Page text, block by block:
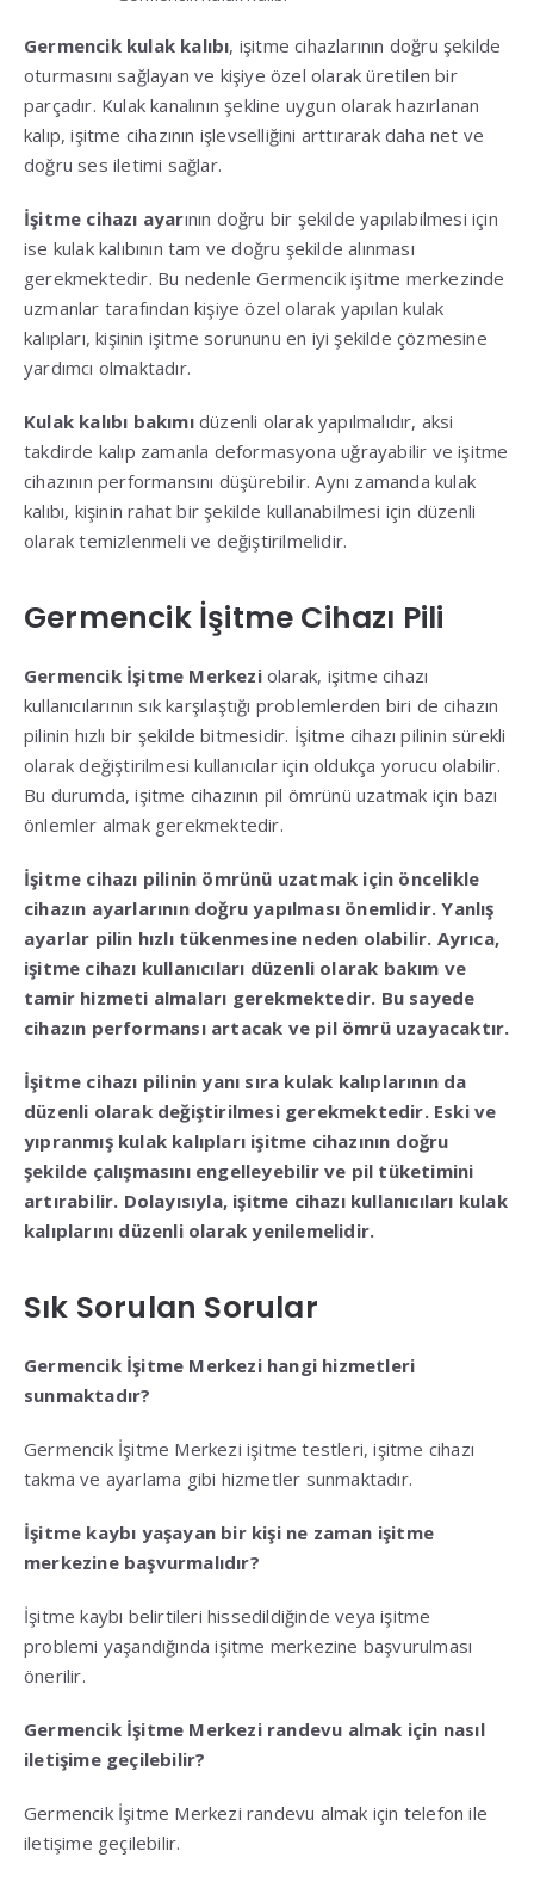
Germencik kulak kalıbı, işitme cihazlarının doğru şekilde
oturmasını sağlayan ve kişiye özel olarak üretilen bir
parçadır. Kulak kanalının şekline uygun olarak hazırlanan
kalıp, işitme cihazının işlevselliğini arttırarak daha net ve
doğru ses iletimi sağlar.
İşitme cihazı ayarının doğru bir şekilde yapılabilmesi için
ise kulak kalıbının tam ve doğru şekilde alınması
gerekmektedir. Bu nedenle Germencik işitme merkezinde
uzmanlar tarafından kişiye özel olarak yapılan kulak
kalıpları, kişinin işitme sorununu en iyi şekilde çözmesine
yardımcı olmaktadır.
Kulak kalıbı bakımıdüzenli olarak yapılmalıdır, aksi
takdirde kalıp zamanla deformasyona uğrayabilir ve işitme
cihazının performansını düşürebilir. Aynı zamanda kulak
kalıbı, kişinin rahat bir şekilde kullanabilmesi için düzenli
olarak temizlenmeli ve değiştirilmelidir.
Germencik İşitme Cihazı Pili
Germencik İşitme Merkeziolarak, işitme cihazı
kullanıcılarının sık karşılaştığı problemlerden biri de cihazın
pilinin hızlı bir şekilde bitmesidir. İşitme cihazı pilinin sürekli
olarak değiştirilmesi kullanıcılar için oldukça yorucu olabilir.
Bu durumda, işitme cihazının pil ömrünü uzatmak için bazı
önlemler almak gerekmektedir.
İşitme cihazı pilinin ömrünü uzatmak için öncelikle
cihazın ayarlarının doğru yapılması önemlidir. Yanlış
ayarlar pilin hızlı tükenmesine neden olabilir. Ayrıca,
işitme cihazı kullanıcıları düzenli olarak bakım ve
tamir hizmeti almaları gerekmektedir. Bu sayede
cihazın performansı artacak ve pil ömrü uzayacaktır.
İşitme cihazı pilinin yanı sıra kulak kalıplarının da
düzenli olarak değiştirilmesi gerekmektedir. Eski ve
yıpranmış kulak kalıpları işitme cihazının doğru
şekilde çalışmasını engelleyebilir ve pil tüketimini
artırabilir. Dolayısıyla, işitme cihazı kullanıcıları kulak
kalıplarını düzenli olarak yenilemelidir.
Sık Sorulan Sorular
Germencik İşitme Merkezi hangi hizmetleri
sunmaktadır?
Germencik İşitme Merkezi işitme testleri, işitme cihazı
takma ve ayarlama gibi hizmetler sunmaktadır.
İşitme kaybı yaşayan bir kişi ne zaman işitme
merkezine başvurmalıdır?
İşitme kaybı belirtileri hissedildiğinde veya işitme
problemi yaşandığında işitme merkezine başvurulması
önerilir.
Germencik İşitme Merkezi randevu almak için nasıl
iletişime geçilebilir?
Germencik İşitme Merkezi randevu almak için telefon ile
iletişime geçilebilir.